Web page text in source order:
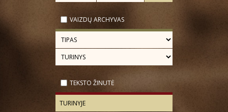
VAIZDŲ ARCHYVAS
TEKSTO ŽINUTĖ